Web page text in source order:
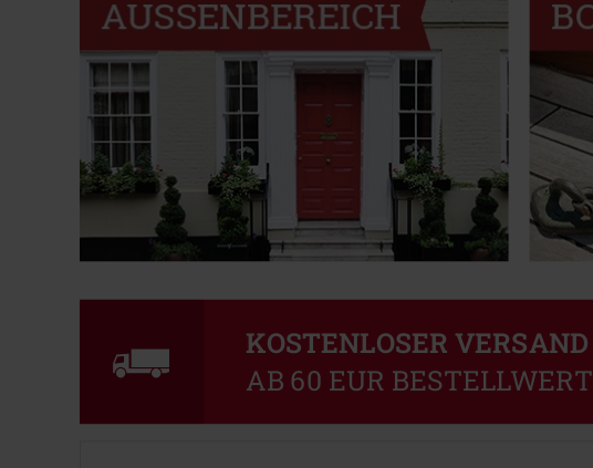
KOSTENLOSER VERSAND
AB 60 EUR BESTELLWERT